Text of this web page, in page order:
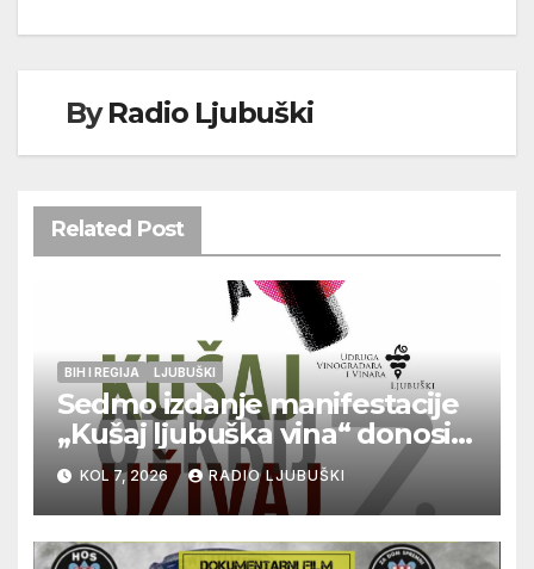
ByRadio Ljubuški
Related Post
BIH I REGIJA LJUBUŠKI
Sedmo izdanje manifestacije
„Kušaj ljubuška vina“ donosi
vrhunska vina, gastronomiju i
glazbu
KOL 7, 2026 RADIO LJUBUŠKI